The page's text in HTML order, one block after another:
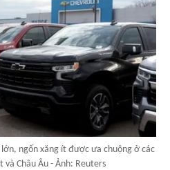
ngốn xăng ít được ưa chuộng ở các
Châu Âu - Ảnh: Reuters